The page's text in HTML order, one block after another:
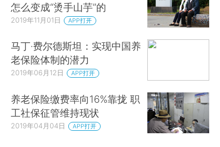
怎么变成“烫手山芋”的
2019年11月01日 APP打开
马丁·费尔德斯坦：实现中国养
老保险体制的潜力
2019年06月12日 APP打开
养老保险缴费率向16%靠拢 职
工社保征管维持现状
2019年04月04日 APP打开